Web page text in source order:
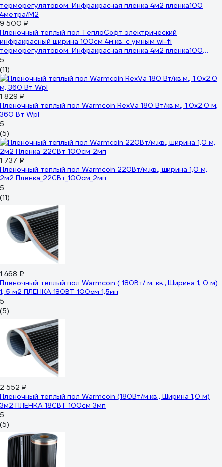
9 500 ₽
Пленочный теплый пол ТеплоСофт электрический
инфракрасный ширина 100см 4м.кв. с умным wi-fi
терморегулятором. Инфракрасная пленка 4м2 плёнка100
4метра/М2
5
(11)
1 829 ₽
Пленочный теплый пол Warmcoin RexVa 180 Вт/кв.м., 1.0х2.0 м,
360 Вт Wpl
5
(5)
1 737 ₽
Пленочный теплый пол Warmcoin 220Вт/м.кв., ширина 1,0 м,
2м2 Пленка_220Вт_100см_2мп
5
(11)
1 468 ₽
Пленочный теплый пол Warmcoin ( 180Вт/ м. кв., Ширина 1, 0 м)
1, 5 м2 ПЛЕНКА 180ВТ 100см 1,5мп
5
(5)
2 552 ₽
Пленочный теплый пол Warmcoin (180Вт/м.кв., Ширина 1,0 м)
3м2 ПЛЕНКА 180ВТ 100см 3мп
5
(5)